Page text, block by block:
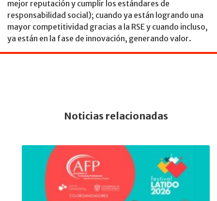
mejor reputación y cumplir los estándares de
responsabilidad social); cuando ya están logrando una
mayor competitividad gracias a la RSE y cuando incluso,
ya están en la fase de innovación, generando valor.
Noticias relacionadas